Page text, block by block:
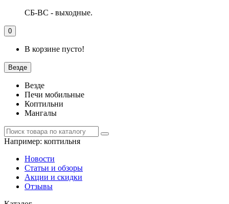
СБ-ВС - выходные.
0
В корзине пусто!
Везде
Везде
Печи мобильные
Коптильни
Мангалы
Например: коптильня
Новости
Статьи и обзоры
Акции и скидки
Отзывы